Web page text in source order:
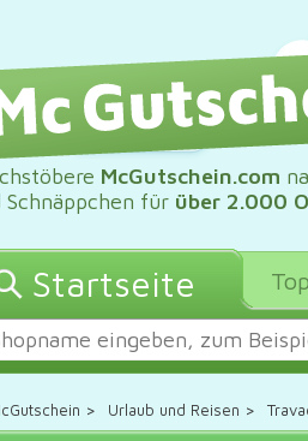
McGutschein.com
Schnäppchen für über 2.000
Startseite
> Urlaub und Reisen >